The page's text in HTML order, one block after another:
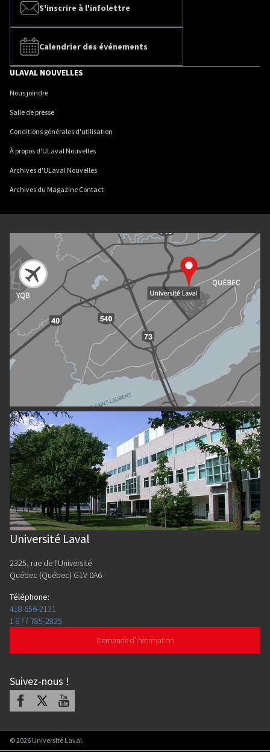
S'inscrire à l'infolettre
Calendrier des événements
ULAVAL NOUVELLES
Nous joindre
Salle de presse
Conditions générales d'utilisation
À propos d'ULaval Nouvelles
Archives d'ULaval Nouvelles
Archives du Magazine Contact
Université Laval
2325, rue de l'Université
Québec (Québec) G1V 0A6
Téléphone:
418 656-2131
1 877 785-2825
Demande d'information
Suivez-nous !
Facebook Youtube
©2026 Université Laval.